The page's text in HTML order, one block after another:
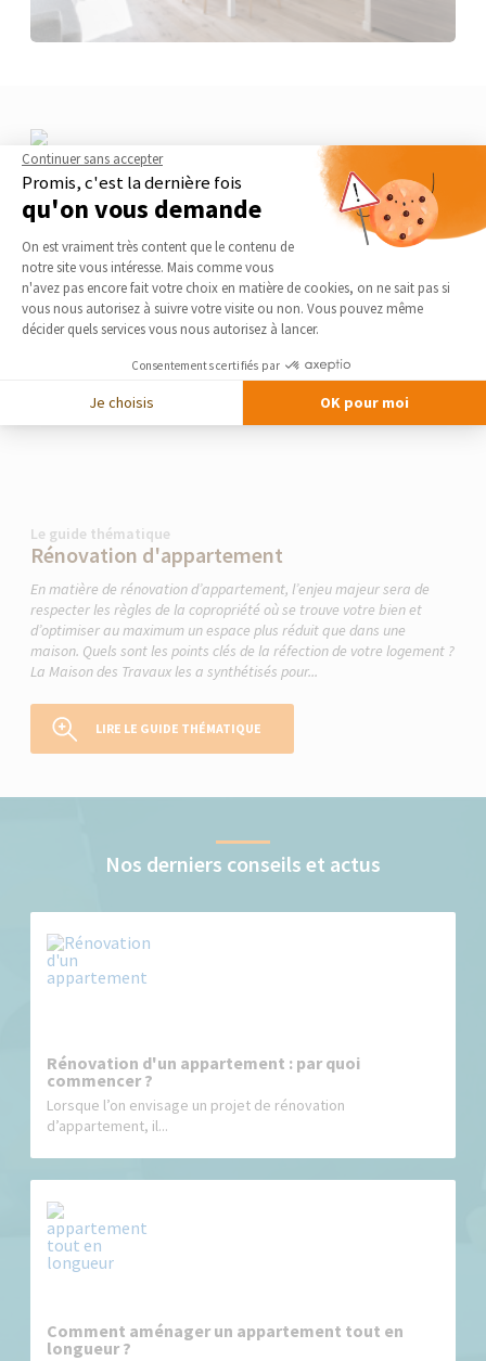
Le guide thématique
Rénovation d'appartement
En matière de rénovation d’appartement, l’enjeu majeur sera de
respecter les règles de la copropriété où se trouve votre bien et
d’optimiser au maximum un espace plus réduit que dans une
maison. Quels sont les points clés de la réfection de votre logement ?
La Maison des Travaux les a synthétisés pour...
LIRE LE GUIDE THÉMATIQUE
Nos derniers conseils et actus
Rénovation d'un appartement : par quoi
commencer ?
Lorsque l’on envisage un projet de rénovation
d’appartement, il...
Comment aménager un appartement tout en
longueur ?
Continuer sans accepter
Promis, c'est la dernière fois
qu'on vous demande
Plateforme de Gestion du
On est vraiment très content que le contenu de
notre site vous intéresse. Mais comme vous
n'avez pas encore fait votre choix en matière de cookies, on ne sait pas si
vous nous autorisez à suivre votre visite ou non. Vous pouvez même
décider quels services vous nous autorisez à lancer.
Consentements certifiés par
Je choisis OK pour moi
Axeptio consent